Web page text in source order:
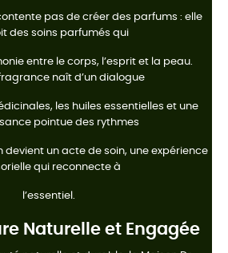
pas de créer des parfums : elle
des soins parfumés qui
entre le corps, l’esprit et la peau.
naît d’un dialogue
les huiles essentielles et une
pointue des rythmes
devient un acte de soin, une expérience
qui reconnecte à
l’essentiel.
Naturelle et Engagée